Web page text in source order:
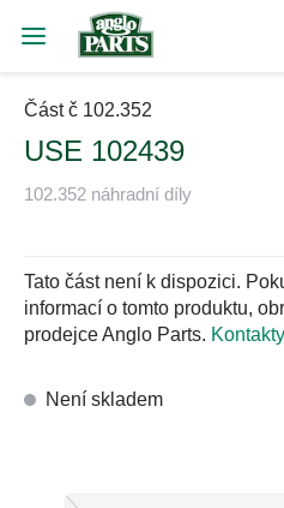
Část č 102.352
USE 102439
102.352 náhradní díly
Tato část není k dispozici.
informací o tomto produktu,
prodejce Anglo Parts. Kontakty
Není skladem